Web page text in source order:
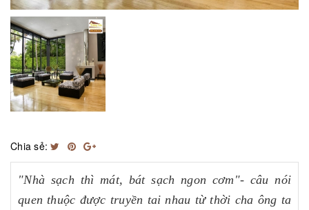
Chia sẻ:
"Nhà sạch thì mát, bát sạch ngon cơm"- câu nói
quen thuộc được truyền tai nhau từ thời cha ông ta